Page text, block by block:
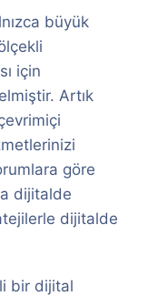
büyük
için
Artık
göre
dijitalde
dijitalde
bir dijital